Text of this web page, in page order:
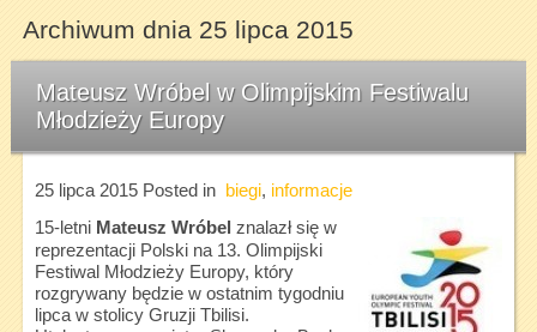
Archiwum dnia 25 lipca 2015
Mateusz Wróbel w Olimpijskim Festiwalu
Młodzieży Europy
25 lipca 2015Posted in biegi, informacje
15-letni Mateusz Wróbel znalazł się w
reprezentacji Polski na 13. Olimpijski
Festiwal Młodzieży Europy, który
rozgrywany będzie w ostatnim tygodniu
lipca w stolicy Gruzji Tbilisi.